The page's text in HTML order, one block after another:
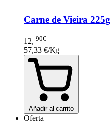
Carne de Vieira 225g
12, 90€
57,33 €/Kg
Añadir al carrito
Oferta